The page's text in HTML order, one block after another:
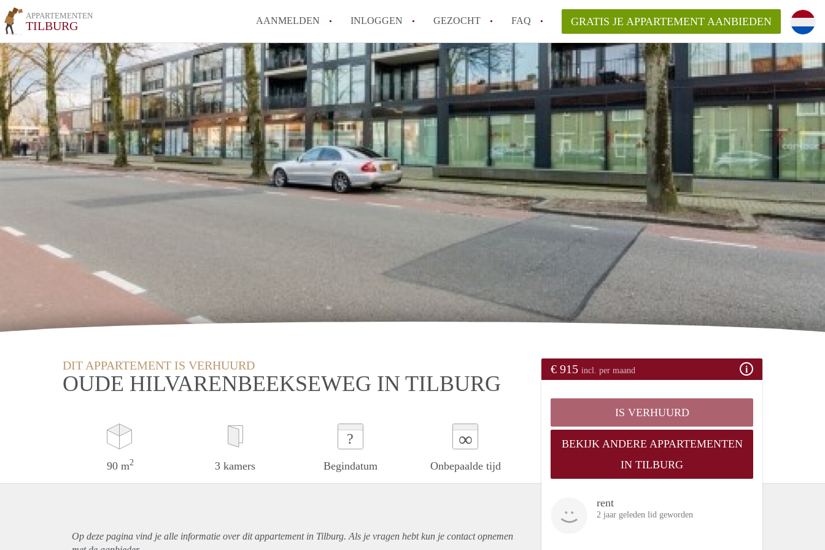
APPARTEMENTEN
TILBURG AANMELDEN INLOGGEN GEZOCHT FAQ
How to translate AppartementenTilburg!
Wat is AppartementenTilburg?
Hoeveel kost het om te reageren op een Appartement in Tilburg?
Wat is de privacyverklaring van AppartementenTilburg?
Berekent AppartementenTilburg
makelaarsvergoeding/bemiddelingsvergoeding?
Alle veelgestelde vragen
GRATIS JE APPARTEMENT AANBIEDEN
DIT APPARTEMENT IS VERHUURD
OUDE HILVARENBEEKSEWEG IN TILBURG
90 m2 3 kamers
?
Begindatum
∞
Onbepaalde tijd
€ 915 incl. per maand
IS VERHUURD
BEKIJK ANDERE APPARTEMENTEN
IN TILBURG
rent
2 jaar geleden lid geworden
Op deze pagina vind je alle informatie over ditappartementin Tilburg. Als je vragen hebt kun je contact opnemen